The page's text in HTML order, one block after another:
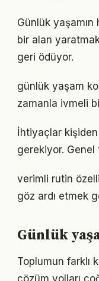
Günlük yaşamın
bir alan
geri ödüyor.
günlük yaşam
zamanla ivmeli
İhtiyaçlar
gerekiyor. Genel
verimli rutin
göz ardı etmek
Günlük
Toplumun farklı
çözüm yolları